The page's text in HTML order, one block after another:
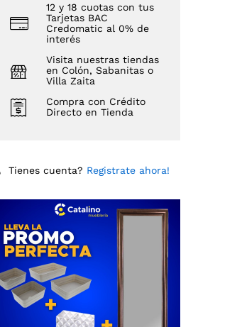
12 y 18 cuotas con tus
Tarjetas BAC
Credomatic al 0% de
interés
Visita nuestras tiendas
en Colón, Sabanitas o
Villa Zaita
Compra con Crédito
Directo en Tienda
Tienes cuenta? Registrate ahora!